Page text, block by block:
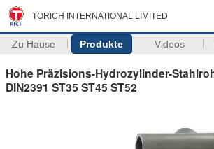
TORICH INTERNATIONAL LIMITED
Zu Hause Produkte Videos
Hohe Präzisions-Hydrozylinder-
DIN2391 ST35 ST45 ST52